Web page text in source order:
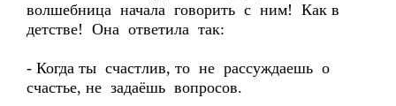
волшебница начала говорить с ним! Как в
детстве! Она ответила так:
- Когда ты счастлив, то не рассуждаешь о
счастье, не задаёшь вопросов.